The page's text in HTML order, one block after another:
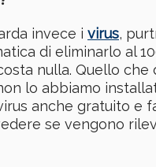
invece i virus,
di eliminarlo al
nulla. Quello che
lo abbiamo
anche gratuito e
se vengono